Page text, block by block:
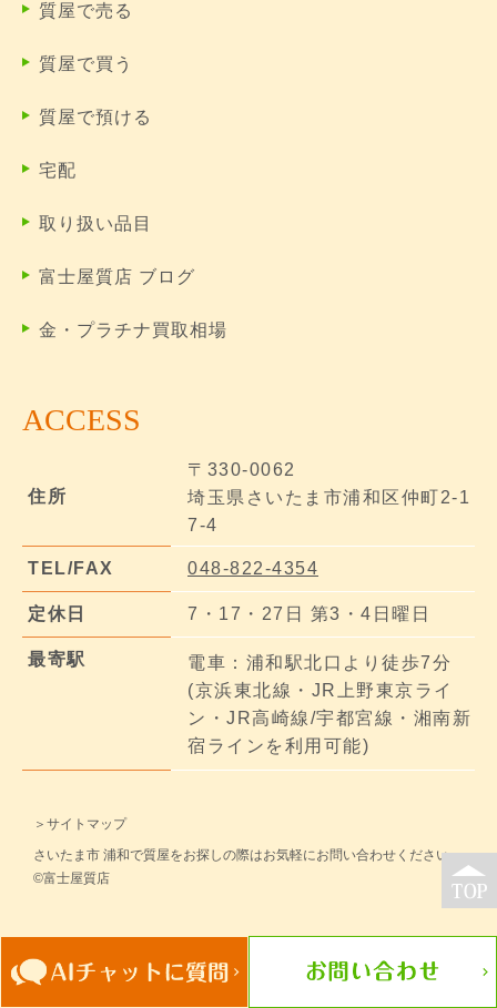
質屋で売る
質屋で買う
質屋で預ける
宅配
取り扱い品目
富士屋質店 ブログ
金・プラチナ買取相場
ACCESS
住所
〒330-0062
埼玉県さいたま市浦和区仲町2-1
7-4
TEL/FAX 048-822-4354
定休日 7・17・27日 第3・4日曜日
最寄駅
電車：浦和駅北口より徒歩7分
(京浜東北線・JR上野東京ライ
ン・JR高崎線/宇都宮線・湘南新
宿ラインを利用可能)
＞サイトマップ
さいたま市 浦和で質屋をお探しの際はお気軽にお問い合わせください。
©富士屋質店